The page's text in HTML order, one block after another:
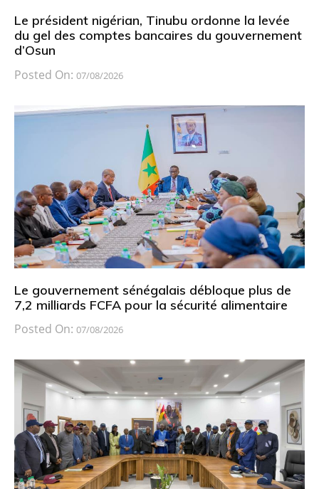
Le président nigérian, Tinubu ordonne la levée
du gel des comptes bancaires du gouvernement
d’Osun
Posted On: 07/08/2026
Le gouvernement sénégalais débloque plus de
7,2 milliards FCFA pour la sécurité alimentaire
Posted On: 07/08/2026